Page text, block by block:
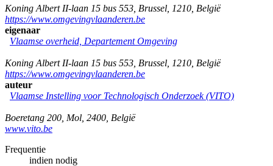
Koning Albert II-laan 15 bus 553 Brussel 1210 België
https://www.omgevingvlaanderen.be
eigenaar
Vlaamse overheid, Departement Omgeving
Koning Albert II-laan 15 bus 553 Brussel 1210 België
https://www.omgevingvlaanderen.be
auteur
Vlaamse Instelling voor Technologisch Onderzoek (VITO)
Boeretang 200 Mol 2400 België
www.vito.be
Frequentie
indien nodig